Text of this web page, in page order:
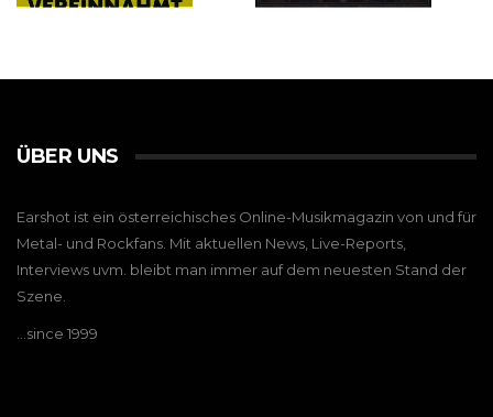
ÜBER UNS
Earshot ist ein österreichisches Online-Musikmagazin von und für
Metal- und Rockfans. Mit aktuellen News, Live-Reports,
Interviews uvm. bleibt man immer auf dem neuesten Stand der
Szene.
…since 1999